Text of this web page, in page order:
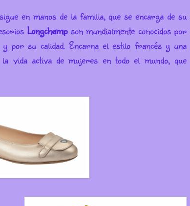
en manos de la familia, que se encarga de su
Longchampson mundialmente conocidos por
por su calidad. Encarna el estilo francés y una
vida activa de mujeres en todo el mundo, que